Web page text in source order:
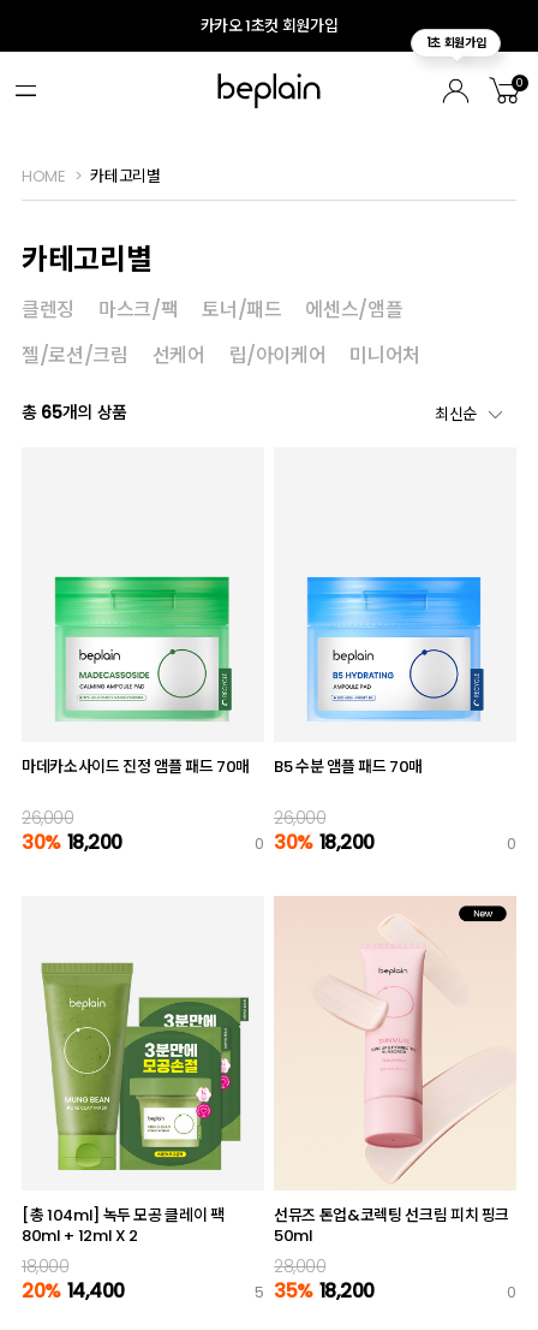
카카오 1초컷 회원가입
0
HOME 카테고리별
카테고리별
클렌징 마스크/팩 토너/패드
에센스/앰플
젤/로션/크림
선케어 립/아이케어 미니어처
총 65개의 상품
마데카소사이드 진정 앰플 패드 70매
26,000
30% 18,200 0
B5 수분 앰플 패드 70매
26,000
30% 18,200 0
[총 104ml] 녹두 모공 클레이 팩
80ml + 12ml X 2
18,000
20% 14,400 5
선뮤즈 톤업&코렉팅 선크림 피치 핑크
50ml
28,000
35% 18,200 0